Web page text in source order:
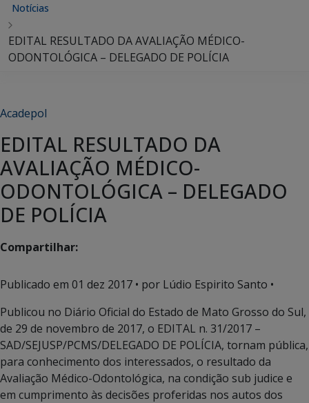
Notícias
EDITAL RESULTADO DA AVALIAÇÃO MÉDICO-
ODONTOLÓGICA – DELEGADO DE POLÍCIA
Acadepol
EDITAL RESULTADO DA
AVALIAÇÃO MÉDICO-
ODONTOLÓGICA – DELEGADO
DE POLÍCIA
Compartilhar:
Publicado em 01 dez 2017 • por Lúdio Espirito Santo •
Publicou no Diário Oficial do Estado de Mato Grosso do Sul,
de 29 de novembro de 2017, o EDITAL n. 31/2017 –
SAD/SEJUSP/PCMS/DELEGADO DE POLÍCIA, tornam pública,
para conhecimento dos interessados, o resultado da
Avaliação Médico-Odontológica, na condição sub judice e
em cumprimento às decisões proferidas nos autos dos